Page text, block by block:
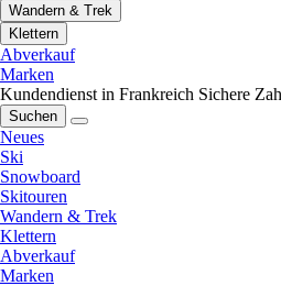
Wandern & Trek
Klettern
Abverkauf
Marken
Kundendienst in Frankreich Sichere
Suchen
Neues
Ski
Snowboard
Skitouren
Wandern & Trek
Klettern
Abverkauf
Marken